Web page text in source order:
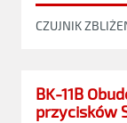
CZUJNIK
BK-11B
przycisków